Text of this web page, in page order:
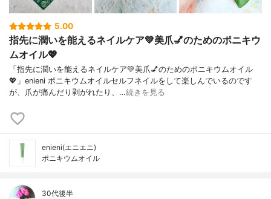
5.00
指先に潤いを能えるネイルケア💚美爪💅のためのポニキウ
ムオイル💖
「指先に潤いを能えるネイルケア💚美爪💅のためのポニキウムオイル
💖」enieni ポニキウムオイルセルフネイルをして楽しんでいるのです
が、爪が痛んだり剥がれたり、…続きを見る
enieni(エニエニ)
ポニキウムオイル
30代後半